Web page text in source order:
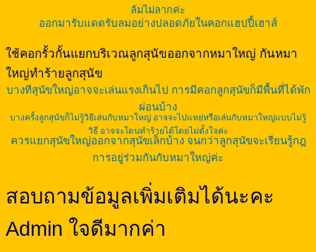
ล้มไม่ลากค่ะ
ออกมารับแดดรับลมอย่างปลอดภัยในคอกแฮปปี้เฮาส์
ใช้คอกรั้วกั้นแยกบริเวณลูกสุนัขออกจากหมาใหญ่ กันหมา
ใหญ่ทำร้ายลูกสุนัข
บางทีสุนัขใหญ่อาจจะเล่นแรงเกินไป การมีคอกลูกสุนัขก็มีพื้นที่ได้พัก
ผ่อนบ้าง
บางครั้งลูกสุนัขก็ไม่รู้วิธีเล่นกับหมาใหญ่ อาจจะไปแหย่หรือเล่นกับหมาใหญ่แบบไม่รู้
วิธี อาจจะโดนทำร้ายได้โดยไม่ตั้งใจค่ะ
ควรแยกสุนัขใหญ่ออกจากสุนัขเล็กบ้าง จนกว่าลูกสุนัขจะเรียนรู้กฎ
การอยู่ร่วมกันกับหมาใหญ่ค่ะ
สอบถามข้อมูลเพิ่มเติมได้นะคะ
Admin ใจดีมากค่า